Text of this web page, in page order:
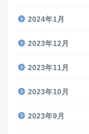
2024年1月
2023年12月
2023年11月
2023年10月
2023年9月